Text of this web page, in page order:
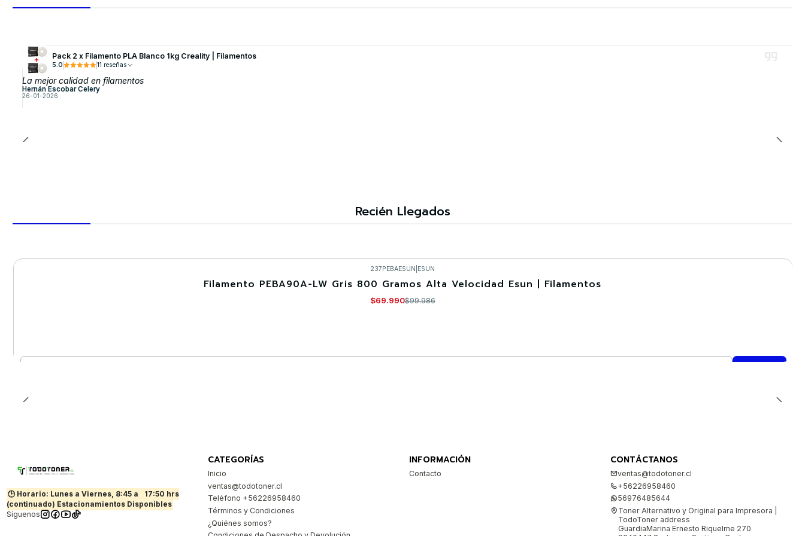
Pack 2 x Filamento PLA Blanco 1kg Creality | Filamentos
5.0 11 reseñas
La mejor calidad en filamentos
Hernán Escobar Celery
26-01-2026
Recién Llegados
237PEBAESUN ESUN
Filamento PEBA90A-LW Gris 800 Gramos Alta Velocidad Esun | Filamentos
$69.990$99.986
🕒 Horario: Lunes a Viernes, 8:45 a
17:50 hrs
(continuado) Estacionamientos Disponibles
Síguenos
CATEGORÍAS
Inicio
ventas@todotoner.cl
Teléfono +56226958460
Términos y Condiciones
¿Quiénes somos?
INFORMACIÓN
Contacto
CONTÁCTANOS
ventas@todotoner.cl
+56226958460
56976485644
Toner Alternativo y Original para Impresora |
TodoToner address
GuardiaMarina Ernesto Riquelme 270